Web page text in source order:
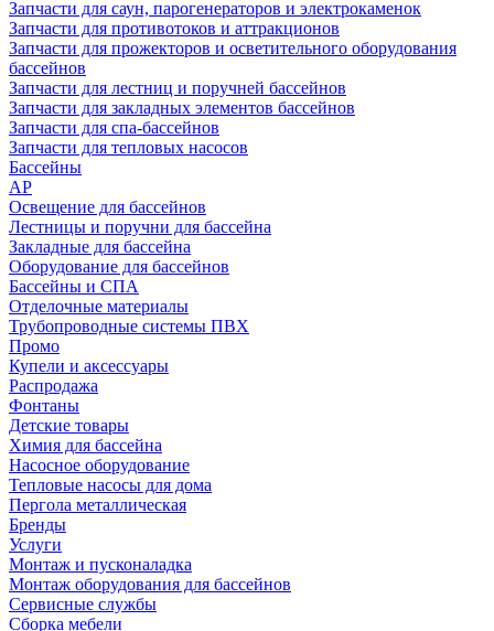
Запчасти для саун, парогенераторов и электрокаменок
Запчасти для противотоков и аттракционов
Запчасти для прожекторов и осветительного оборудования
бассейнов
Запчасти для лестниц и поручней бассейнов
Запчасти для закладных элементов бассейнов
Запчасти для спа-бассейнов
Запчасти для тепловых насосов
Бассейны
AP
Освещение для бассейнов
Лестницы и поручни для бассейна
Закладные для бассейна
Оборудование для бассейнов
Бассейны и СПА
Отделочные материалы
Трубопроводные системы ПВХ
Промо
Купели и аксессуары
Распродажа
Фонтаны
Детские товары
Химия для бассейна
Насосное оборудование
Тепловые насосы для дома
Пергола металлическая
Бренды
Услуги
Монтаж и пусконаладка
Монтаж оборудования для бассейнов
Сервисные службы
Сборка мебели